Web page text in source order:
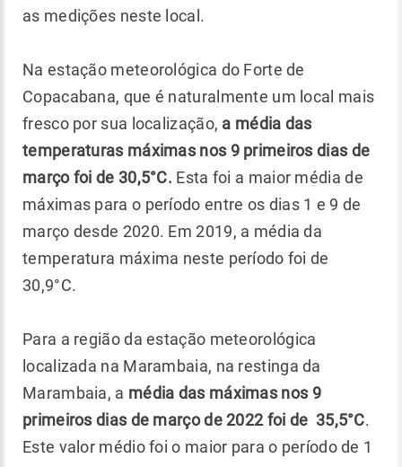
as medições neste local.
Na estação meteorológica do Forte de
Copacabana, que é naturalmente um local mais
fresco por sua localização, a média das
temperaturas máximas nos 9 primeiros dias de
março foi de 30,5°C. Esta foi a maior média de
máximas para o período entre os dias 1 e 9 de
março desde 2020. Em 2019, a média da
temperatura máxima neste período foi de
30,9°C.
Para a região da estação meteorológica
localizada na Marambaia, na restinga da
Marambaia, a média das máximas nos 9
primeiros dias de março de 2022 foi de 35,5°C.
Este valor médio foi o maior para o período de 1